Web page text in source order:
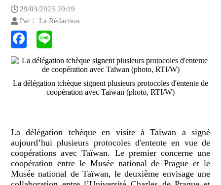
29/03/2023 20:19
Par： La Rédaction
La délégation tchèque signent plusieurs protocoles d'entente de
coopération avec Taïwan (photo, RTI/W)
La délégation tchèque en visite à Taïwan a signé
aujourd’hui plusieurs protocoles d'entente en vue de
coopérations avec Taïwan. Le premier concerne une
coopération entre le Musée national de Prague et le
Musée national de Taïwan, le deuxième envisage une